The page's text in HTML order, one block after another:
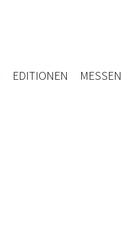
EDITIONEN MESSEN